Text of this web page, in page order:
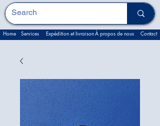
Home Services Expédition et livraisonÀ propos de nous Contact